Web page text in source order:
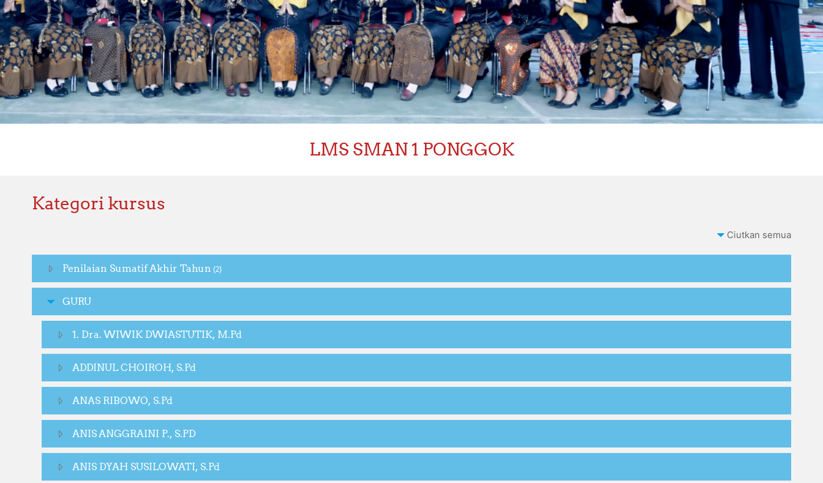
LMS SMAN 1 PONGGOK
Kategori kursus
Ciutkan semua
Penilaian Sumatif Akhir Tahun (2)
GURU
1. Dra. WIWIK DWIASTUTIK, M.Pd
ADDINUL CHOIROH, S.Pd
ANAS RIBOWO, S.Pd
ANIS ANGGRAINI P., S.PD
ANIS DYAH SUSILOWATI, S.Pd